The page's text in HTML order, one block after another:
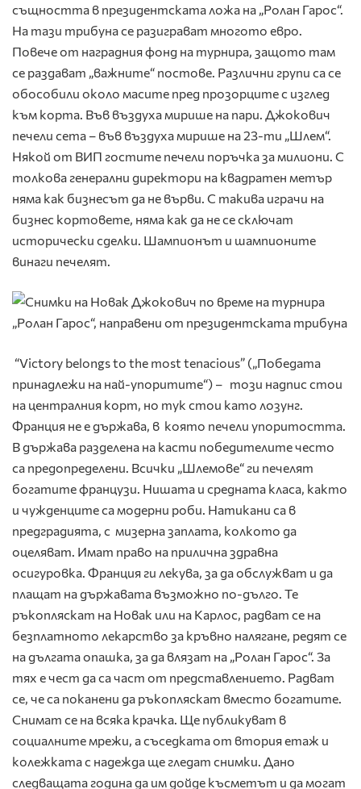
същността в президентската ложа на „Ролан Гарос“.
На тази трибуна се разиграват многото евро.
Повече от наградния фонд на турнира, защото там
се раздават „важните“ постове. Различни групи са се
обособили около масите пред прозорците с изглед
към корта. Във въздуха мирише на пари. Джокович
печели сета – във въздуха мирише на 23-ти „Шлем“.
Някой от ВИП гостите печели поръчка за милиони. С
толкова генерални директори на квадратен метър
няма как бизнесът да не върви. С такива играчи на
бизнес кортовете, няма как да не се сключат
исторически сделки. Шампионът и шампионите
винаги печелят.
“Victory belongs to the most tenacious” („Победата
принадлежи на най-упоритите“) – този надпис стои
на централния корт, но тук стои като лозунг.
Франция не е държава, в която печели упоритостта.
В държава разделена на касти победителите често
са предопределени. Всички „Шлемове“ ги печелят
богатите французи. Нишата и средната класа, както
и чужденците са модерни роби. Натикани са в
предградията, с мизерна заплата, колкото да
оцеляват. Имат право на прилична здравна
осигуровка. Франция ги лекува, за да обслужват и да
плащат на държавата възможно по-дълго. Те
ръкопляскат на Новак или на Карлос, радват се на
безплатното лекарство за кръвно налягане, редят се
на дългата опашка, за да влязат на „Ролан Гарос“. За
тях е чест да са част от представлението. Радват
се, че са поканени да ръкопляскат вместо богатите.
Снимат се на всяка крачка. Ще публикуват в
социалните мрежи, а съседката от втория етаж и
колежката с надежда ще гледат снимки. Дано
следващата година да им дойде късметът и да могат